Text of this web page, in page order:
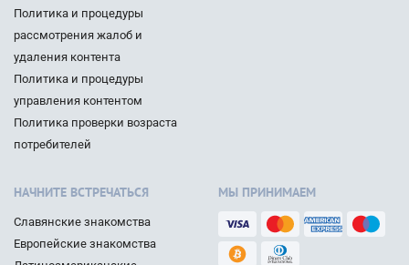
Политика и процедуры
рассмотрения жалоб и
удаления контента
Политика и процедуры
управления контентом
Политика проверки возраста
потребителей
НАЧНИТЕ ВСТРЕЧАТЬСЯ
Славянские знакомства
Европейские знакомства
МЫ ПРИНИМАЕМ